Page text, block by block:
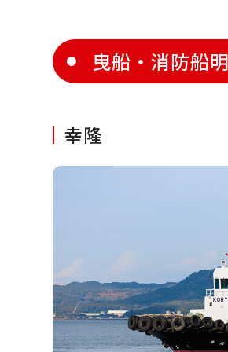
曳船・消防船
幸隆